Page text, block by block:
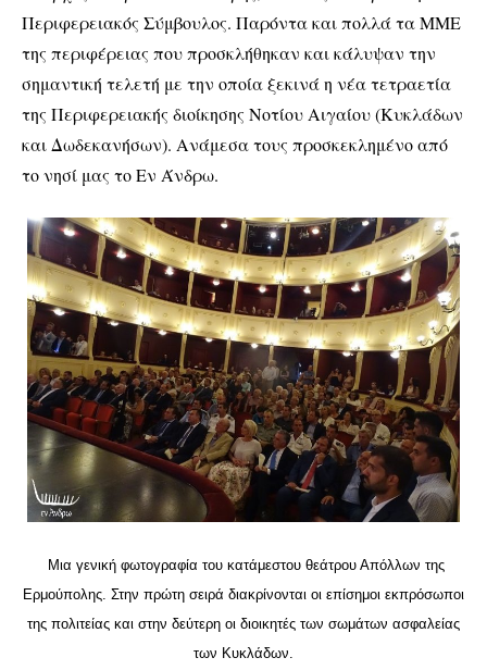
Περιφερειακός Σύμβουλος. Παρόντα και πολλά τα ΜΜΕ
της περιφέρειας που προσκλήθηκαν και κάλυψαν την
σημαντική τελετή με την οποία ξεκινά η νέα τετραετία
της Περιφερειακής διοίκησης Νοτίου Αιγαίου (Κυκλάδων
και Δωδεκανήσων). Ανάμεσα τους προσκεκλημένο από
το νησί μας το Εν Άνδρω.
Μια γενική φωτογραφία του κατάμεστου θεάτρου Απόλλων της
Ερμούπολης. Στην πρώτη σειρά διακρίνονται οι επίσημοι εκπρόσωποι
της πολιτείας και στην δεύτερη οι διοικητές των σωμάτων ασφαλείας
των Κυκλάδων.